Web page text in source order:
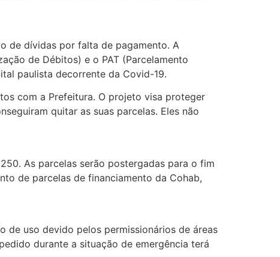
de dívidas por falta de pagamento. A
de Débitos) e o PAT (Parcelamento
paulista decorrente da Covid-19.
com a Prefeitura. O projeto visa proteger
quitar as suas parcelas. Eles não
As parcelas serão postergadas para o fim
de parcelas de financiamento da Cohab,
de uso devido pelos permissionários de áreas
durante a situação de emergência terá